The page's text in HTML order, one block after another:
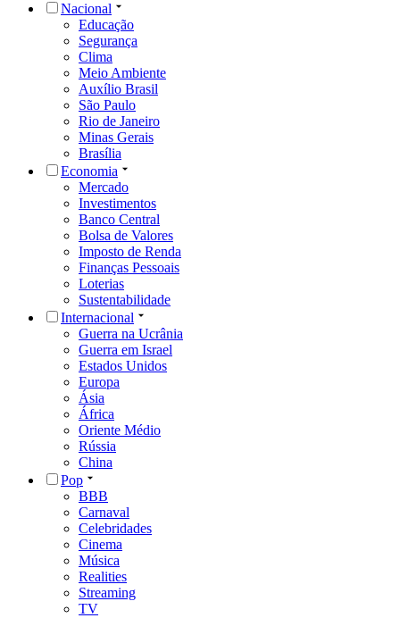
Nacional
Educação
Segurança
Clima
Meio Ambiente
Auxílio Brasil
São Paulo
Rio de Janeiro
Minas Gerais
Brasília
Economia
Mercado
Investimentos
Banco Central
Bolsa de Valores
Imposto de Renda
Finanças Pessoais
Loterias
Sustentabilidade
Internacional
Guerra na Ucrânia
Guerra em Israel
Estados Unidos
Europa
Ásia
África
Oriente Médio
Rússia
China
Pop
BBB
Carnaval
Celebridades
Cinema
Música
Realities
Streaming
TV